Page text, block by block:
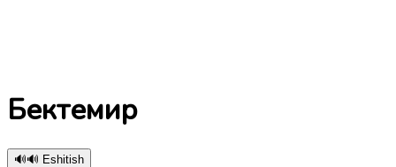
Бектемир
🔊🔊 Eshitish